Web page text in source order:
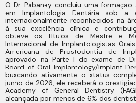
O Dr. Pabaney concluiu uma formação
em Implantologia Dentária sob a
internacionalmente reconhecidos na
à sua excelência clínica e
obteve os títulos de Mestre e
Internacional de Implantologistas
Americana de Prostodontia de
aprovado na Parte I do exame de
Board of Oral Implantology/Implant
buscando ativamente o status
junho de 2026, ele receberá o
Academy of General Dentistry
alcançada por menos de 6% dos